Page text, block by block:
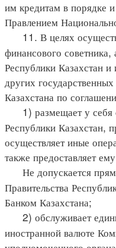
им кредитам в порядке
Правлением
11. В целях
финансового советника,
Республики Казахстан
других
Казахстана по
1) размещает у себя
Республики Казахстан,
осуществляет иные
также предоставляет
Не допускается
Правительства
Банком Казахстана;
2) обслуживает
иностранной валюте